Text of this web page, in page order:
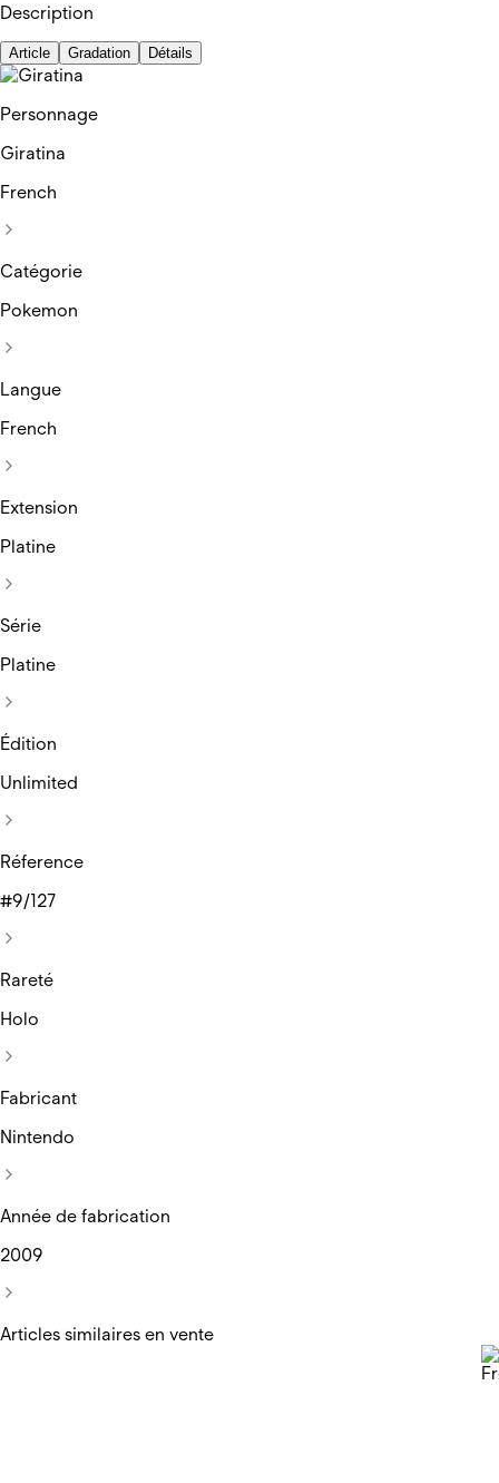
Description
Article Gradation Détails
Personnage
Giratina
French
Catégorie
Pokemon
Langue
French
Extension
Platine
Série
Platine
Édition
Unlimited
Réference
#9/127
Rareté
Holo
Fabricant
Nintendo
Année de fabrication
2009
Articles similaires en vente